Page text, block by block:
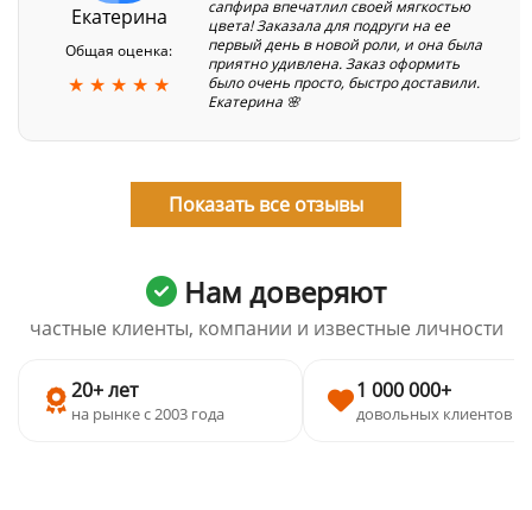
Екатерина
Общая оценка:
★ ★ ★ ★ ★
сапфира впечатлил своей мягкостью
цвета! Заказала для подруги на ее
первый день в новой роли, и она была
приятно удивлена. Заказ оформить
было очень просто, быстро доставили.
Екатерина 🌸
Показать все отзывы
Нам доверяют
частные клиенты, компании и известные личности
20+ лет
на рынке с 2003 года
1 000 000+
довольных клиентов